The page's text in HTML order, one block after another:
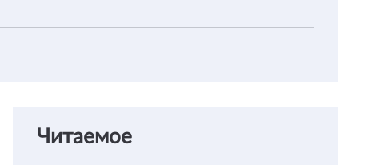
Читаемое